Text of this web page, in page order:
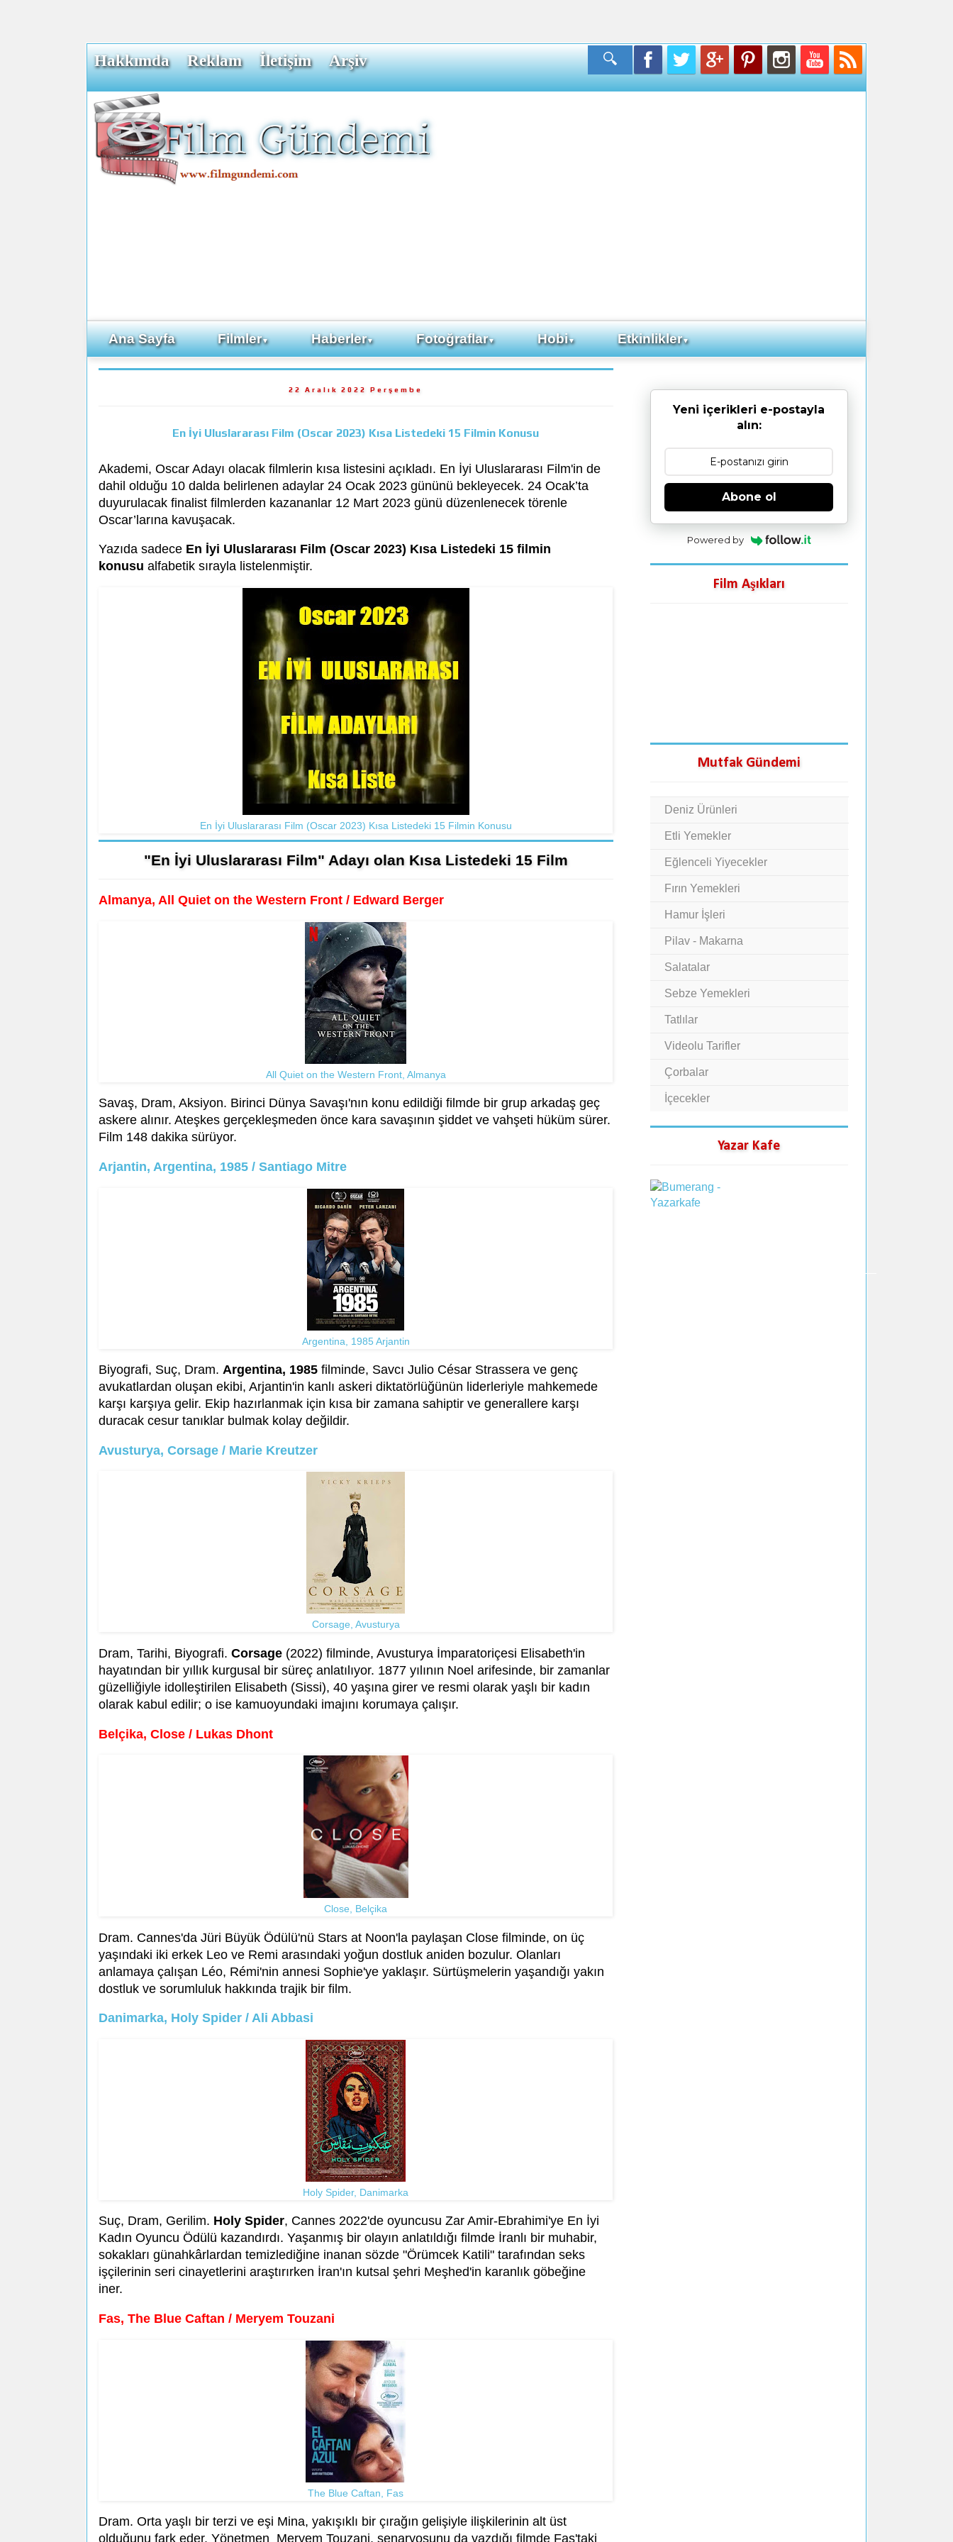
Hakkımda Reklam İletişim Arşiv
Ana Sayfa Filmler▼ Haberler▼ Fotoğraflar▼ Hobi▼ Etkinlikler▼
22 Aralık 2022 Perşembe
En İyi Uluslararası Film (Oscar 2023) Kısa Listedeki 15 Filmin Konusu
Akademi, Oscar Adayı olacak filmlerin kısa listesini açıkladı. En İyi Uluslararası Film'in de
dahil olduğu 10 dalda belirlenen adaylar 24 Ocak 2023 gününü bekleyecek. 24 Ocak’ta
duyurulacak finalist filmlerden kazananlar 12 Mart 2023 günü düzenlenecek törenle
Oscar’larına kavuşacak.
Yazıda sadece En İyi Uluslararası Film (Oscar 2023) Kısa Listedeki 15 filmin
konusu alfabetik sırayla listelenmiştir.
En İyi Uluslararası Film (Oscar 2023) Kısa Listedeki 15 Filmin Konusu
"En İyi Uluslararası Film" Adayı olan Kısa Listedeki 15 Film
Almanya, All Quiet on the Western Front / Edward Berger
All Quiet on the Western Front, Almanya
Savaş, Dram, Aksiyon. Birinci Dünya Savaşı'nın konu edildiği filmde bir grup arkadaş geç
askere alınır. Ateşkes gerçekleşmeden önce kara savaşının şiddet ve vahşeti hüküm sürer.
Film 148 dakika sürüyor.
Arjantin, Argentina, 1985 / Santiago Mitre
Argentina, 1985 Arjantin
Biyografi, Suç, Dram. Argentina, 1985 filminde, Savcı Julio César Strassera ve genç
avukatlardan oluşan ekibi, Arjantin'in kanlı askeri diktatörlüğünün liderleriyle mahkemede
karşı karşıya gelir. Ekip hazırlanmak için kısa bir zamana sahiptir ve generallere karşı
duracak cesur tanıklar bulmak kolay değildir.
Avusturya, Corsage / Marie Kreutzer
Corsage, Avusturya
Dram, Tarihi, Biyografi. Corsage (2022) filminde, Avusturya İmparatoriçesi Elisabeth'in
hayatından bir yıllık kurgusal bir süreç anlatılıyor. 1877 yılının Noel arifesinde, bir zamanlar
güzelliğiyle idolleştirilen Elisabeth (Sissi), 40 yaşına girer ve resmi olarak yaşlı bir kadın
olarak kabul edilir; o ise kamuoyundaki imajını korumaya çalışır.
Belçika, Close / Lukas Dhont
Close, Belçika
Dram. Cannes'da Jüri Büyük Ödülü'nü Stars at Noon'la paylaşan Close filminde, on üç
yaşındaki iki erkek Leo ve Remi arasındaki yoğun dostluk aniden bozulur. Olanları
anlamaya çalışan Léo, Rémi'nin annesi Sophie'ye yaklaşır. Sürtüşmelerin yaşandığı yakın
dostluk ve sorumluluk hakkında trajik bir film.
Danimarka, Holy Spider / Ali Abbasi
Holy Spider, Danimarka
Suç, Dram, Gerilim. Holy Spider, Cannes 2022'de oyuncusu Zar Amir-Ebrahimi'ye En İyi
Kadın Oyuncu Ödülü kazandırdı. Yaşanmış bir olayın anlatıldığı filmde İranlı bir muhabir,
sokakları günahkârlardan temizlediğine inanan sözde "Örümcek Katili" tarafından seks
işçilerinin seri cinayetlerini araştırırken İran'ın kutsal şehri Meşhed'in karanlık göbeğine
iner.
Fas, The Blue Caftan / Meryem Touzani
The Blue Caftan, Fas
Dram. Orta yaşlı bir terzi ve eşi Mina, yakışıklı bir çırağın gelişiyle ilişkilerinin alt üst
olduğunu fark eder. Yönetmen Meryem Touzani, senaryosunu da yazdığı filmde Fas'taki
Yeni içerikleri e-postayla
alın:
Abone ol
Powered by
Film Aşıkları
Mutfak Gündemi
Deniz Ürünleri
Etli Yemekler
Eğlenceli Yiyecekler
Fırın Yemekleri
Hamur İşleri
Pilav - Makarna
Salatalar
Sebze Yemekleri
Tatlılar
Videolu Tarifler
Çorbalar
İçecekler
Yazar Kafe